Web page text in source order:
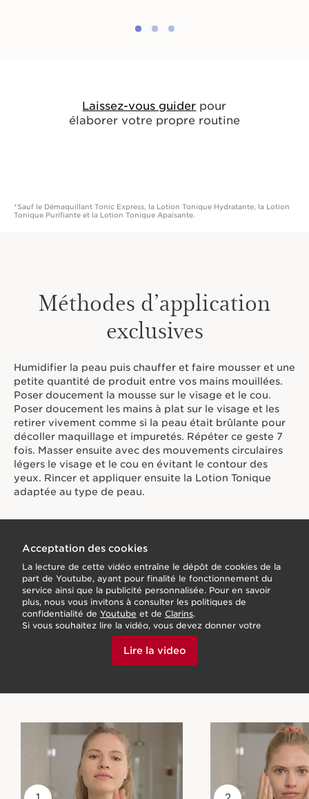
Laissez-vous guider pour
élaborer votre propre routine
*Sauf le Démaquillant Tonic Express, la Lotion Tonique Hydratante, la Lotion
Tonique Purifiante et la Lotion Tonique Apaisante.
Méthodes d’application
exclusives
Humidifier la peau puis chauffer et faire mousser et une
petite quantité de produit entre vos mains mouillées.
Poser doucement la mousse sur le visage et le cou.
Poser doucement les mains à plat sur le visage et les
retirer vivement comme si la peau était brûlante pour
décoller maquillage et impuretés. Répéter ce geste 7
fois. Masser ensuite avec des mouvements circulaires
légers le visage et le cou en évitant le contour des
yeux. Rincer et appliquer ensuite la Lotion Tonique
adaptée au type de peau.
Acceptation des cookies
La lecture de cette vidéo entraîne le dépôt de cookies de la
part de Youtube, ayant pour finalité le fonctionnement du
service ainsi que la publicité personnalisée. Pour en savoir
plus, nous vous invitons à consulter les politiques de
confidentialité de Youtube et de Clarins.
Si vous souhaitez lire la vidéo, vous devez donner votre
accord en cliquant ci-dessous.
Lire la video